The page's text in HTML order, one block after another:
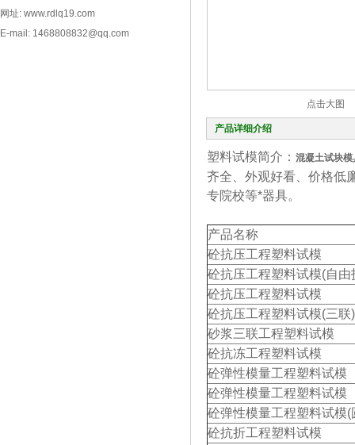
网址: www.rdlq19.com
E-mail: 1468808832@qq.com
点击大图
产品详细介绍
塑料试模简介： 混凝土试块
齐全、外观好看、价格低
专院校等*器具。
产品名称
砼抗压工程塑料试模
砼抗压工程塑料试模(自由
砼抗压工程塑料试模
砼抗压工程塑料试模(三联)
砂浆三联工程塑料试模
砼抗冻工程塑料试模
砼弹性模量工程塑料试模
砼弹性模量工程塑料试模
砼弹性模量工程塑料试模(
砼抗折工程塑料试模